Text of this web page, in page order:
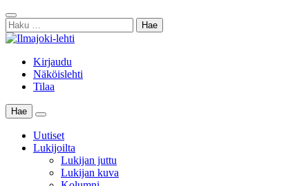
Skip
to
content
Sulje
haku
Haku:
Kirjaudu
Näköislehti
Tilaa
Hae
Main
Menu
Uutiset
Lukijoilta
Lukijan juttu
Lukijan kuva